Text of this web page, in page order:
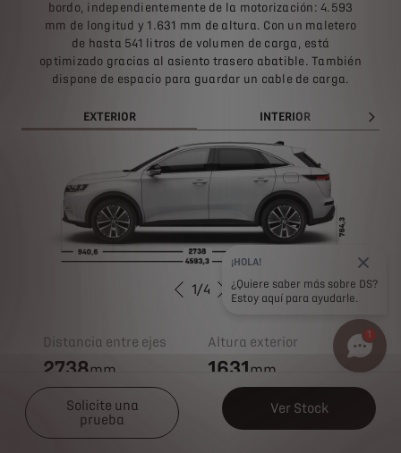
bordo, independientemente de la motorización: 4.593
mm de longitud y 1.631 mm de altura. Con un maletero
de hasta 541 litros de volumen de carga, está
optimizado gracias al asiento trasero abatible. También
dispone de espacio para guardar un cable de carga.
EXTERIOR INTERIOR
ANTERIOR
1/4 SIGUIENTE
Distancia entre ejes
2738mm
Altura exterior
1631mm
Anchura exterior
1895mm
Longitud exterior
4595
Solicite una
prueba
Ver Stock
1
¡HOLA!
¿Quiere saber más sobre DS?
Estoy aquí para ayudarle.